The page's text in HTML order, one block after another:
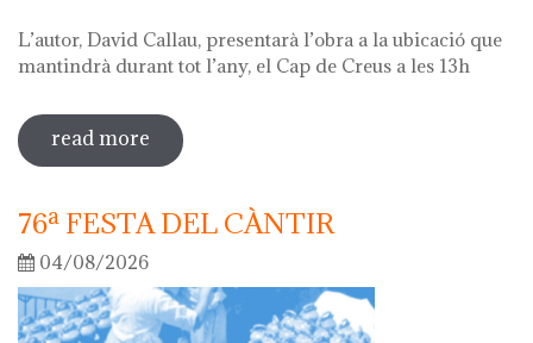
L’autor, David Callau, presentarà l’obra a la ubicació que
mantindrà durant tot l’any, el Cap de Creus a les 13h
read more sobre presentació càntir gegant
d'artista
76ª FESTA DEL CÀNTIR
04/08/2026